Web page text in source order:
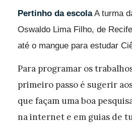
Pertinho da escolaA turma
Oswaldo Lima Filho, de
até o mangue para estudar
Para programar os
primeiro passo é sugerir
que façam uma boa
na internet e em guias de